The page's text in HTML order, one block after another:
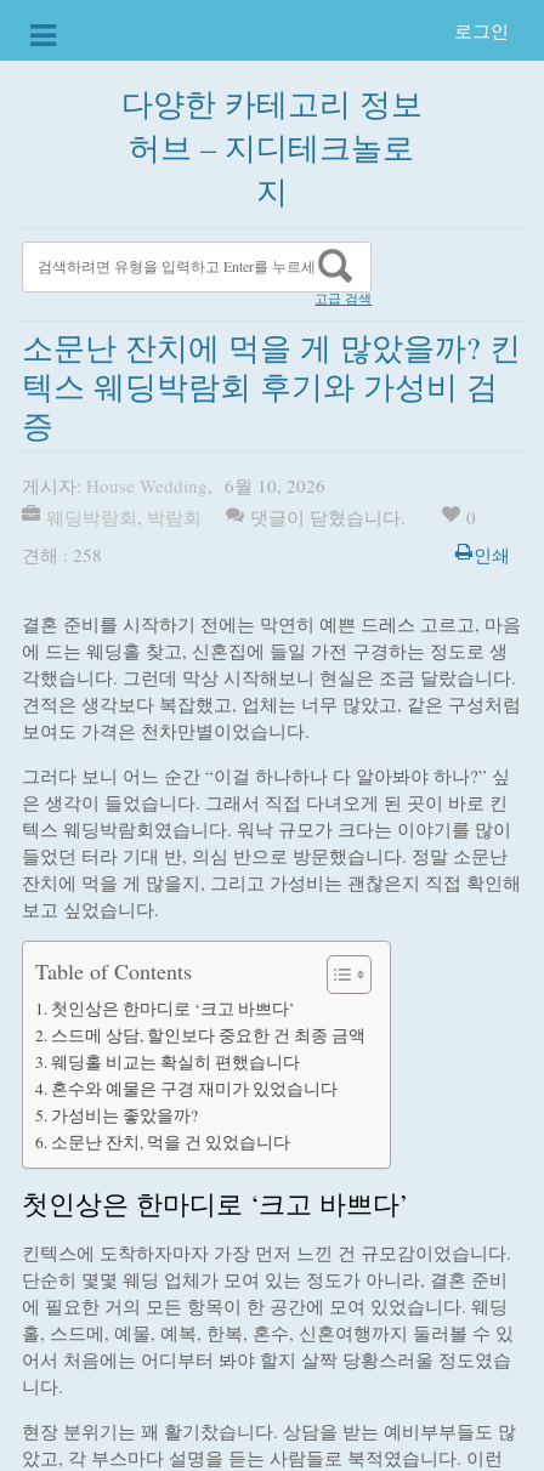
로그인
다양한 카테고리 정보
허브 – 지디테크놀로
지
고급 검색
소문난 잔치에 먹을 게 많았을까? 킨
텍스 웨딩박람회 후기와 가성비 검
증
게시자: House Wedding, 6월 10, 2026
웨딩박람회, 박람회 댓글이 닫혔습니다.
0
견해 : 258
인쇄
결혼 준비를 시작하기 전에는 막연히 예쁜 드레스 고르고, 마음
에 드는 웨딩홀 찾고, 신혼집에 들일 가전 구경하는 정도로 생
각했습니다. 그런데 막상 시작해보니 현실은 조금 달랐습니다.
견적은 생각보다 복잡했고, 업체는 너무 많았고, 같은 구성처럼
보여도 가격은 천차만별이었습니다.
그러다 보니 어느 순간 “이걸 하나하나 다 알아봐야 하나?” 싶
은 생각이 들었습니다. 그래서 직접 다녀오게 된 곳이 바로 킨
텍스 웨딩박람회였습니다. 워낙 규모가 크다는 이야기를 많이
들었던 터라 기대 반, 의심 반으로 방문했습니다. 정말 소문난
잔치에 먹을 게 많을지, 그리고 가성비는 괜찮은지 직접 확인해
보고 싶었습니다.
Table of Contents
첫인상은 한마디로 ‘크고 바쁘다’
스드메 상담, 할인보다 중요한 건 최종 금액
웨딩홀 비교는 확실히 편했습니다
혼수와 예물은 구경 재미가 있었습니다
가성비는 좋았을까?
소문난 잔치, 먹을 건 있었습니다
첫인상은 한마디로 ‘크고 바쁘다’
킨텍스에 도착하자마자 가장 먼저 느낀 건 규모감이었습니다.
단순히 몇몇 웨딩 업체가 모여 있는 정도가 아니라, 결혼 준비
에 필요한 거의 모든 항목이 한 공간에 모여 있었습니다. 웨딩
홀, 스드메, 예물, 예복, 한복, 혼수, 신혼여행까지 둘러볼 수 있
어서 처음에는 어디부터 봐야 할지 살짝 당황스러울 정도였습
니다.
현장 분위기는 꽤 활기찼습니다. 상담을 받는 예비부부들도 많
았고, 각 부스마다 설명을 듣는 사람들로 북적였습니다. 이런